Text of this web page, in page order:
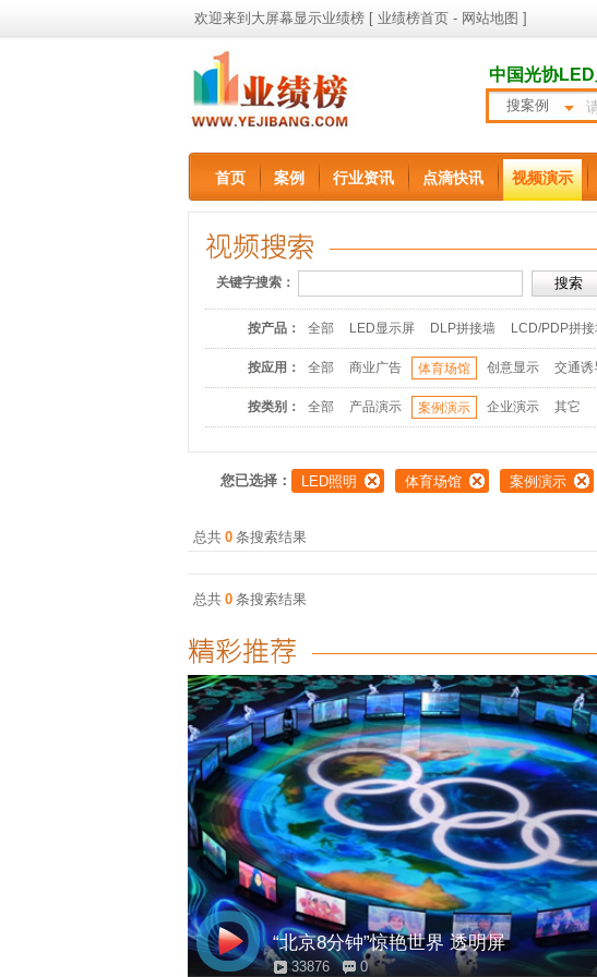
欢迎来到大屏幕显示业绩榜 [ 业绩榜首页 - 网站地图 ]
中国光协
搜案例
首页 案例 行业资讯 点滴快讯 视频演示
关键字搜索：
按产品： 全部 LED显示屏 DLP拼接墙 LCD/PDP拼
按应用： 全部 商业广告 体育场馆 创意显示 交通诱
按类别： 全部 产品演示 案例演示 企业演示 其它
您已选择： LED照明 体育场馆 案例演示
总共 0 条搜索结果
总共 0 条搜索结果
“北京8分钟”惊艳世界 透明屏
33876 0